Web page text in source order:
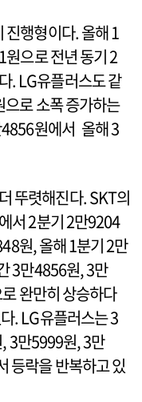
진행형이다. 올해 1
으로 전년 동기 2
. LG유플러스도 같
로 소폭 증가하는
원에서 올해 3
뚜렷해진다. SKT의
서 2분기 2만9204
원, 올해 1분기 2만
3만4856원, 3만
완만히 상승하다
. LG유플러스는 3
3만5999원, 3만
등락을 반복하고 있